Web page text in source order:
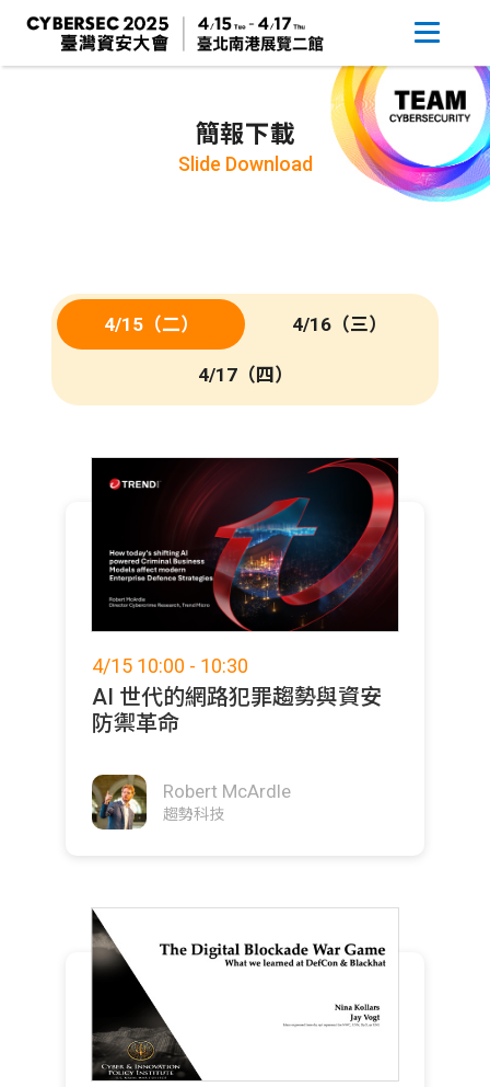
簡報下載
Slide Download
4/15（二） 4/16（三）
4/17（四）
4/15 10:00 - 10:30
AI 世代的網路犯罪趨勢與資安
防禦革命
Robert McArdle
趨勢科技